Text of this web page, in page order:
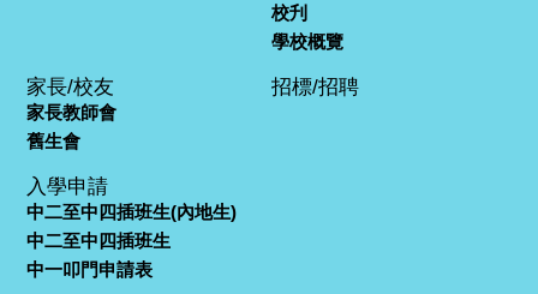
校刋
學校概覽
家長/校友
家長教師會
舊生會
招標/招聘
入學申請
中二至中四插班生(內地生)
中二至中四插班生
中一叩門申請表